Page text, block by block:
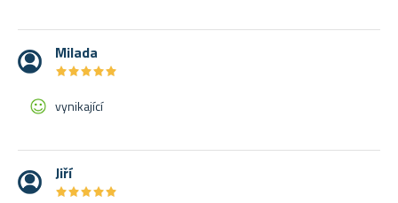
Milada
★★★★★
★★★★★
vynikající
Jiří
★★★★★
★★★★★